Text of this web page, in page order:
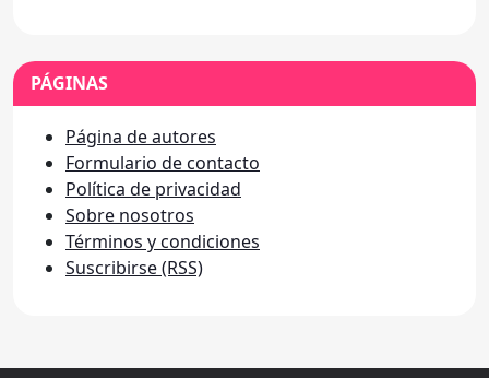
PÁGINAS
Página de autores
Formulario de contacto
Política de privacidad
Sobre nosotros
Términos y condiciones
Suscribirse (RSS)